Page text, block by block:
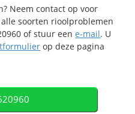
Neem contact op voor
soorten rioolproblemen
of stuur eene-mail. U
op deze pagina